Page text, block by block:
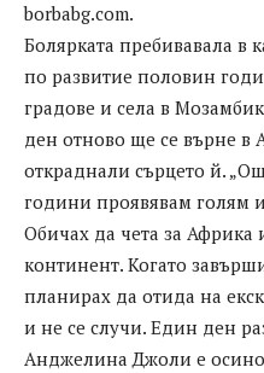
borbabg.com.
Болярката пребивавала в
по развитие половин
градове и села в
ден отново ще се върне в
откраднали сърцето й.
години проявявам голям
Обичах да чета за Африка
континент. Когато
планирах да отида на
и не се случи. Един ден
Анджелина Джоли е